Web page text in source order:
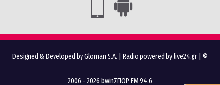
Designed & Developed by Gloman S.A. Radio powered by live24.gr | ©
2006 - 2026 bwinΣΠΟΡ FM 94.6